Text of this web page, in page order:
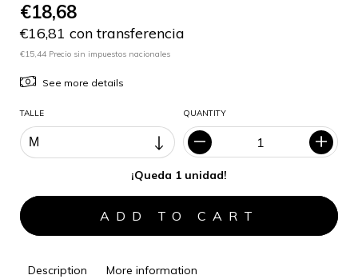
€18,68
€16,81 con transferencia
€15,44 Precio sin impuestos nacionales
See more details
TALLE QUANTITY
¡Queda 1 unidad!
Description More information